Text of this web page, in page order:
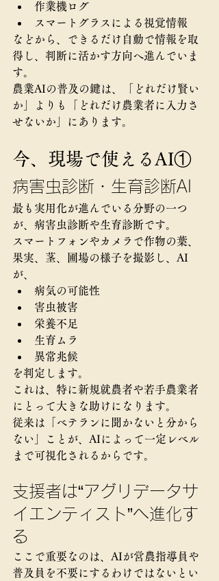
作業機ログ
スマートグラスによる視覚情報
などから、できるだけ自動で情報を取
得し、判断に活かす方向へ進んでいま
す。
農業AIの普及の鍵は、「どれだけ賢い
か」よりも「どれだけ農業者に入力さ
せないか」にあります。
今、現場で使えるAI①
病害虫診断・生育診断AI
最も実用化が進んでいる分野の一つ
が、病害虫診断や生育診断です。
スマートフォンやカメラで作物の葉、
果実、茎、圃場の様子を撮影し、AI
が、
病気の可能性
害虫被害
栄養不足
生育ムラ
異常兆候
を判定します。
これは、特に新規就農者や若手農業者
にとって大きな助けになります。
従来は「ベテランに聞かないと分から
ない」ことが、AIによって一定レベル
まで可視化されるからです。
支援者は“アグリデータサ
イエンティスト”へ進化す
る
ここで重要なのは、AIが営農指導員や
普及員を不要にするわけではないとい